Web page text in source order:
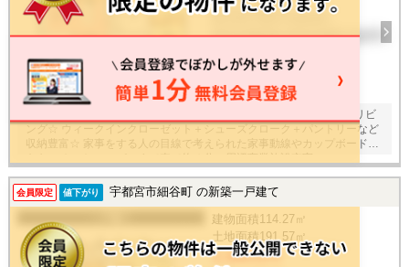
12
枚
栃木県宇都宮市細谷町
東武宇都宮線 東武宇都宮 徒歩51
オシャレなリビング階段と吹抜け、広がりを感じる約１８．９帖のリビ
ング☆ ウィークインクローゼット＋シューズクローク＋パントリーなど
収納豊富☆ 家事をする人の目線で考えられた家事動線やカップボード付
きキッチン☆ スーパーまで車で約４分、周辺商業施設充実♪
会員限定 値下がり 宇都宮市細谷町 の新築一戸建て
建物面積 114.27㎡
土地面積 191.57㎡
3,480万円